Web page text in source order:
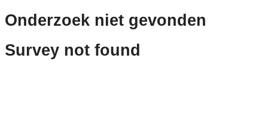
Onderzoek niet gevonden
Survey not found